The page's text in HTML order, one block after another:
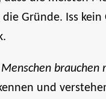
Gründe. Iss kein
brauchen
und